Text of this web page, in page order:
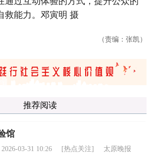
救能力。邓寅明 摄
（责编：张凯）
推荐阅读
馆
2026-03-31 10:26 [热点关注] 太原晚报